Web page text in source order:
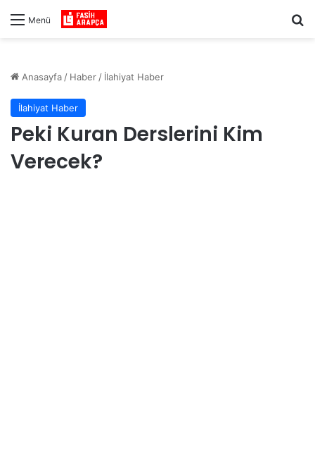
Menü
Anasayfa / Haber / İlahiyat Haber
İlahiyat Haber
Peki Kuran Derslerini Kim
Verecek?